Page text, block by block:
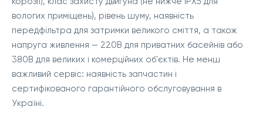
вологих приміщень), рівень шуму, наявність
передфільтра для затримки великого сміття, а також
напруга живлення — 220В для приватних басейнів або
380В для великих і комерційних об'єктів. Не менш
важливий сервіс: наявність запчастин і
сертифікованого гарантійного обслуговування в
Україні.